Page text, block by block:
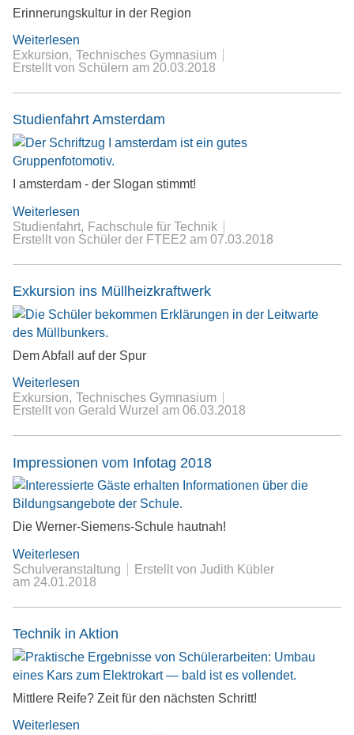
Erinnerungskultur in der Region
Weiterlesen
Exkursion Technisches Gymnasium
Erstellt von Schülern am 20.03.2018
Studienfahrt Amsterdam
I amsterdam - der Slogan stimmt!
Weiterlesen
Studienfahrt
Fachschule für Technik
Erstellt von Schüler der FTEE2 am 07.03.2018
Exkursion ins Müllheizkraftwerk
Dem Abfall auf der Spur
Weiterlesen
Exkursion Technisches Gymnasium
Erstellt von Gerald Wurzel am 06.03.2018
Impressionen vom Infotag 2018
Die Werner-Siemens-Schule hautnah!
Weiterlesen
Schulveranstaltung
Erstellt von Judith Kübler
am 24.01.2018
Technik in Aktion
Mittlere Reife? Zeit für den nächsten Schritt!
Weiterlesen